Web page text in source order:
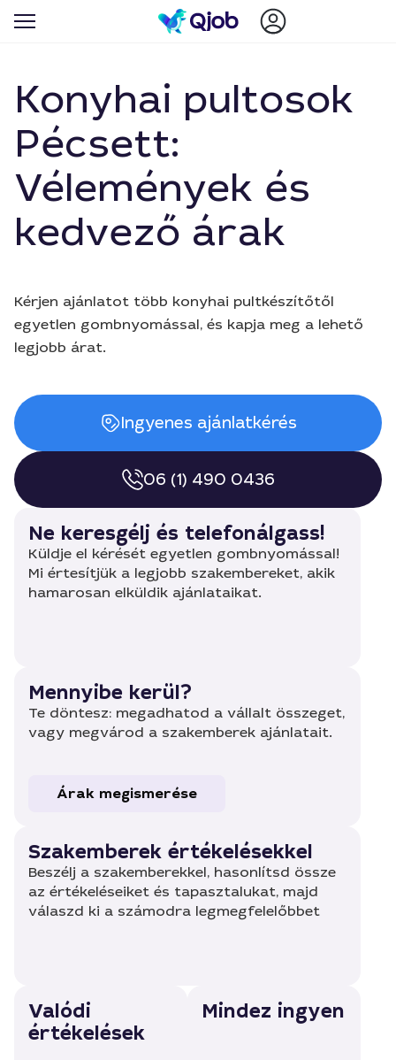
Konyhai pultosok
Pécsett:
Vélemények és
kedvező árak
Kérjen ajánlatot több konyhai pultkészítőtől
egyetlen gombnyomással, és kapja meg a lehető
legjobb árat.
Ingyenes ajánlatkérés
06 (1) 490 0436
Ne keresgélj és telefonálgass!
Küldje el kérését egyetlen gombnyomással!
Mi értesítjük a legjobb szakembereket, akik
hamarosan elküldik ajánlataikat.
Mennyibe kerül?
Te döntesz: megadhatod a vállalt összeget,
vagy megvárod a szakemberek ajánlatait.
Árak megismerése
Szakemberek értékelésekkel
Beszélj a szakemberekkel, hasonlítsd össze
az értékeléseiket és tapasztalukat, majd
válaszd ki a számodra legmegfelelőbbet
Valódi
értékelések
Mindez ingyen